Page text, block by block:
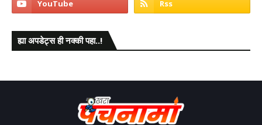
ह्या अपडेट्स ही नक्की पहा..!